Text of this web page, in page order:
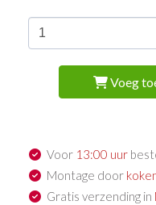
Voeg
Voor 13:00 uur
Montage door
Gratis verzending in